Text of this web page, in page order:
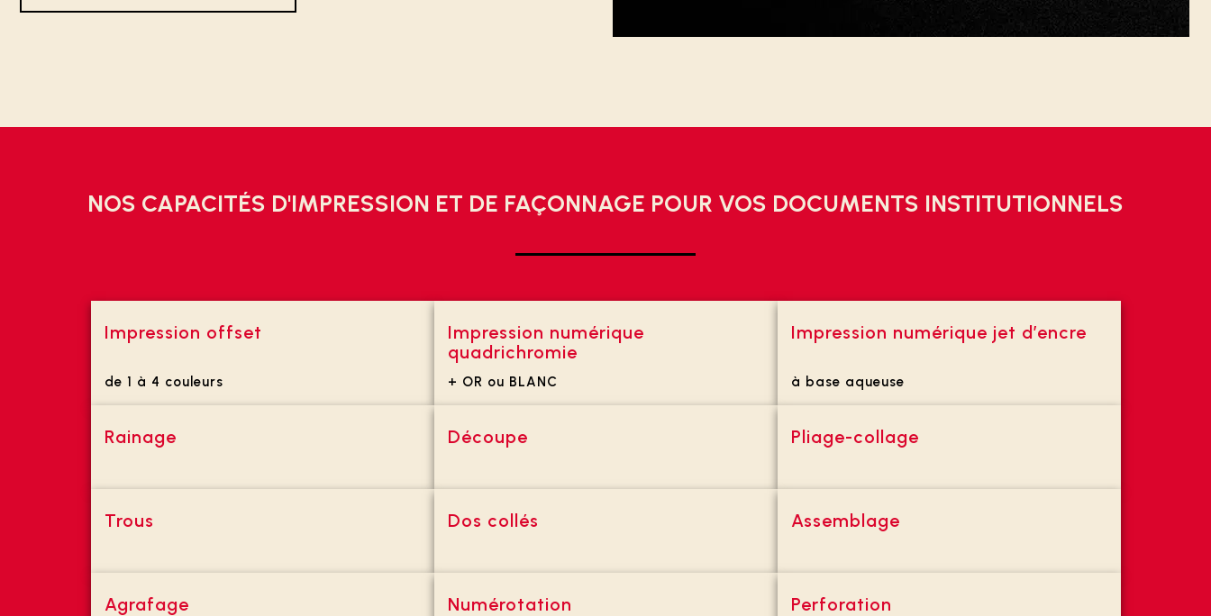
NOS CAPACITÉS D'IMPRESSION ET DE FAÇONNAGE POUR VOS DOCUMENTS INSTITUTIONNELS
Impression offset
de 1 à 4 couleurs
Impression numérique
quadrichromie
+ OR ou BLANC
Impression numérique jet d’encre
à base aqueuse
Rainage Découpe Pliage-collage
Trous Dos collés Assemblage
Agrafage Numérotation Perforation